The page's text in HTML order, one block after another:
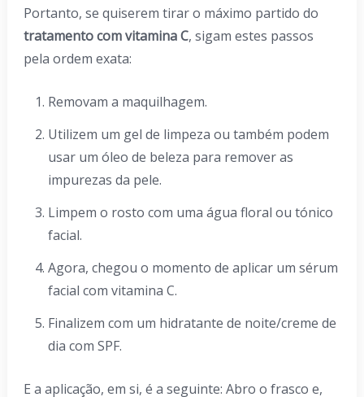
Portanto, se quiserem tirar o máximo partido do
tratamento com vitamina C, sigam estes passos
pela ordem exata:
Removam a maquilhagem.
Utilizem um gel de limpeza ou também podem
usar um óleo de beleza para remover as
impurezas da pele.
Limpem o rosto com uma água floral ou tónico
facial.
Agora, chegou o momento de aplicar um sérum
facial com vitamina C.
Finalizem com um hidratante de noite/creme de
dia com SPF.
E a aplicação, em si, é a seguinte: Abro o frasco e,